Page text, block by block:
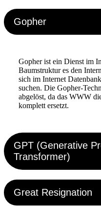
Gopher
Gopher ist ein Dienst im
Baumstruktur es den
sich im Internet
suchen. Die Gopher-
abgelöst, da das WWW
komplett ersetzt.
GPT (Generative
Transformer)
Great Resignation